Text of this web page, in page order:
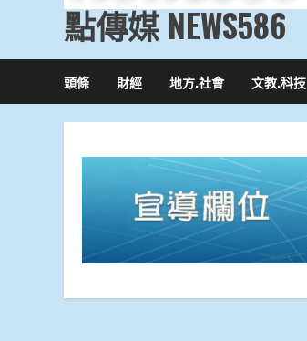
點傳媒 NEWS586
頭條 財經 地方.社會 文教.科技